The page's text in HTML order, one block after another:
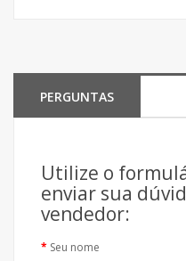
PERGUNTAS
Utilize o
enviar sua
vendedor:
Seu nome